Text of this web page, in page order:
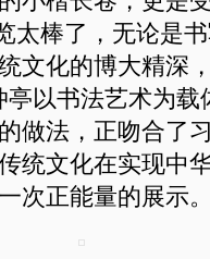
太棒了，无论是
文化的博大精深
以书法艺术为载
做法，正吻合了
统文化在实现中
次正能量的展示